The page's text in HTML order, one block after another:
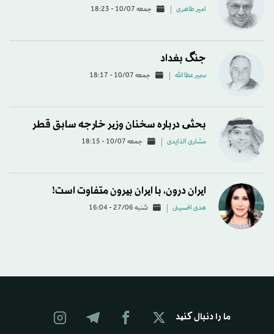
امیر طاهری جمعه 10/07 - 18:23
جنگ بغداد
سمير عطا الله جمعه 10/07 - 18:17
بحثی درباره سخنان وزیر خارجه سابق قطر
مشاری الذایدی جمعه 10/07 - 18:15
ایران درون، با ایران بیرون متفاوت است!
هدی الحسینی شنبه 27/06 - 16:04
ما را دنبال کنید